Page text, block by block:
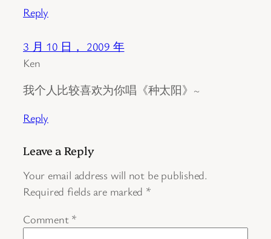
Reply
3 月 10 日， 2009 年
Ken
我个人比较喜欢为你唱《种太阳》~
Reply
Leave a Reply
Your email address will not be published.
Required fields are marked *
Comment *